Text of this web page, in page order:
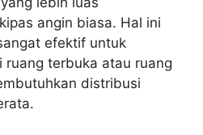
angin biasa. Hal ini
efektif untuk
ruang terbuka atau ruang
distribusi